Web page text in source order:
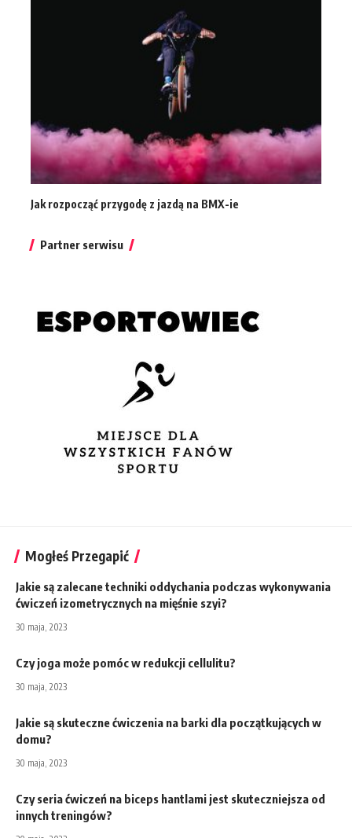
Jak rozpocząć przygodę z jazdą na BMX-ie
Partner serwisu
Mogłeś Przegapić
Jakie są zalecane techniki oddychania podczas wykonywania
ćwiczeń izometrycznych na mięśnie szyi?
30 maja, 2023
Czy joga może pomóc w redukcji cellulitu?
30 maja, 2023
Jakie są skuteczne ćwiczenia na barki dla początkujących w
domu?
30 maja, 2023
Czy seria ćwiczeń na biceps hantlami jest skuteczniejsza od
innych treningów?